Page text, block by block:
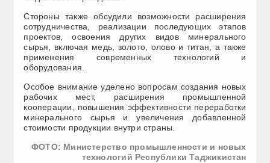
Стороны также обсудили возможности расширения
сотрудничества, реализации последующих этапов
проектов, освоения других видов минерального
сырья, включая медь, золото, олово и титан, а также
применения современных технологий и
оборудования.
Особое внимание уделено вопросам создания новых
рабочих мест, расширения промышленной
кооперации, повышения эффективности переработки
минерального сырья и увеличения добавленной
стоимости продукции внутри страны.
ФОТО: Министерство промышленности и новых
технологий Республики Таджикистан